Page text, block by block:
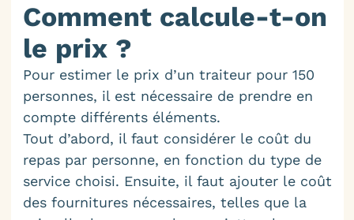
Comment calcule-t-on
le prix ?
Pour estimer le prix d’un traiteur pour 150
personnes, il est nécessaire de prendre en
compte différents éléments.
Tout d’abord, il faut considérer le coût du
repas par personne, en fonction du type de
service choisi. Ensuite, il faut ajouter le coût
des fournitures nécessaires, telles que la